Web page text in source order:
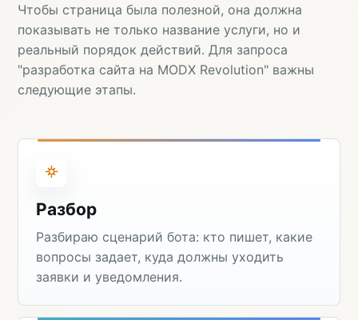
Чтобы страница была полезной, она должна
показывать не только название услуги, но и
реальный порядок действий. Для запроса
"разработка сайта на MODX Revolution" важны
следующие этапы.
Разбор
Разбираю сценарий бота: кто пишет, какие
вопросы задает, куда должны уходить
заявки и уведомления.